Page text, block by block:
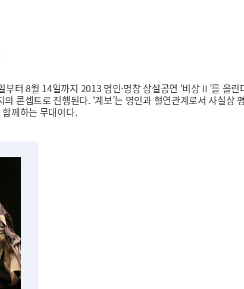
터 8월 14일까지 2013 명인·명창 상설공연 ‘비상Ⅱ’를 올
콘셉트로 진행된다. ‘계보’는 명인과 혈연관계로서 사실
께하는 무대이다.